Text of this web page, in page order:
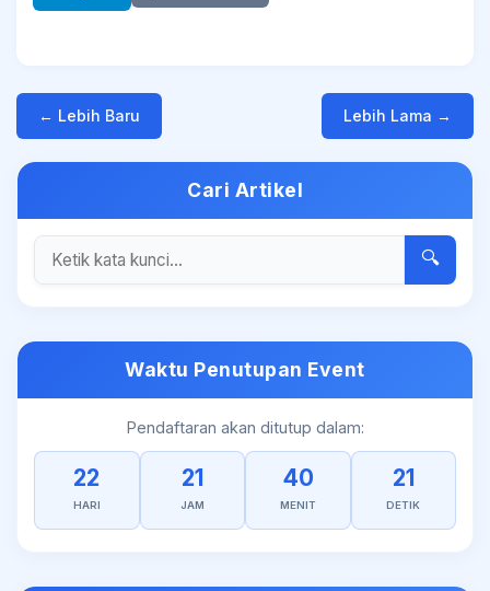
← Lebih Baru Lebih Lama →
Cari Artikel
🔍
Waktu Penutupan Event
Pendaftaran akan ditutup dalam:
22
HARI
21
JAM
40
MENIT
21
DETIK